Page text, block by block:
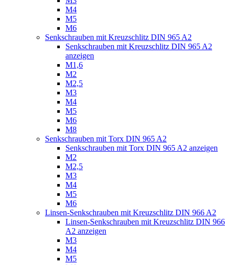
M4
M5
M6
Senkschrauben mit Kreuzschlitz DIN 965 A2
Senkschrauben mit Kreuzschlitz DIN 965 A2
anzeigen
M1,6
M2
M2,5
M3
M4
M5
M6
M8
Senkschrauben mit Torx DIN 965 A2
Senkschrauben mit Torx DIN 965 A2 anzeigen
M2
M2,5
M3
M4
M5
M6
Linsen-Senkschrauben mit Kreuzschlitz DIN 966 A2
Linsen-Senkschrauben mit Kreuzschlitz DIN 966
A2 anzeigen
M3
M4
M5